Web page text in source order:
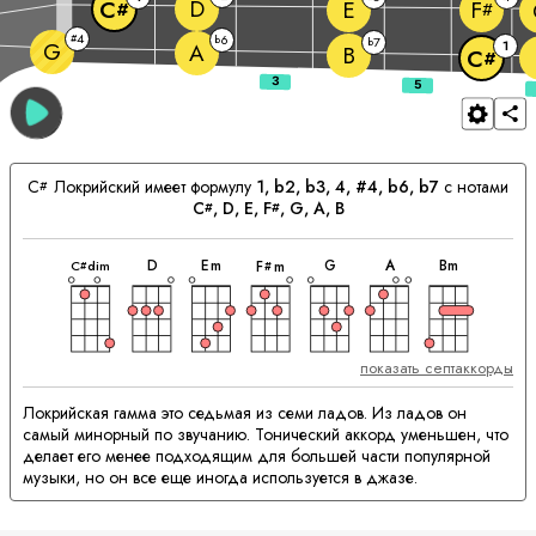
G #4 A b6 B b7
C# 1
C# D E F#
C# Локрийский имеет формулу 1, b2, b3, 4, #4, b6, b7с нотами
C#, D, E, F#, G, A, B
Аккорды:C#dim
аккорд
D
аккорд
Em
аккорд
F#m
аккорд
G
аккорд
A
аккорд
Bm
аккорд
показать септаккорды
Локрийская гамма это седьмая из семи ладов. Из ладов он
самый минорный по звучанию. Тонический аккорд уменьшен, что
делает его менее подходящим для большей части популярной
музыки, но он все еще иногда используется в джазе.